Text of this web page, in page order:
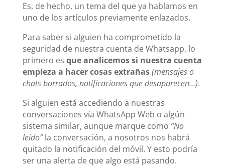
Es, de hecho, un tema del que ya hablamos en
uno de los artículos previamente enlazados.
Para saber si alguien ha comprometido la
seguridad de nuestra cuenta de Whatsapp, lo
primero es que analicemos si nuestra cuenta
empieza a hacer cosas extrañas(mensajes o
chats borrados, notificaciones que desaparecen…).
Si alguien está accediendo a nuestras
conversaciones vía WhatsApp Web o algún
sistema similar, aunque marque como “No
leído”la conversación, a nosotros nos habrá
quitado la notificación del móvil. Y esto podría
ser una alerta de que algo está pasando.